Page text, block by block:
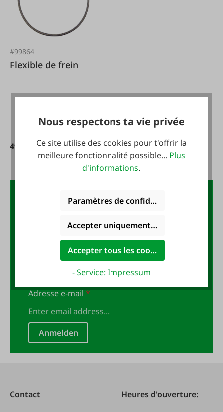
#99864
Flexible de frein
49,90 €*
La lettre d'information FAIE :
Inscrivez-vous maintenant à la
newsletter FAIE et recevez un
bon d'achat de 10 EUR !
Adresse e-mail*
Anmelden
Contact Heures d'ouverture:
Nous respectons ta vie privée
Ce site utilise des cookies pour t'offrir la
meilleure fonctionnalité possible... Plus
d'informations.
Paramètres de confidentialité
Accepter uniquement les cookies
Accepter tous les cookies
- Service: Impressum